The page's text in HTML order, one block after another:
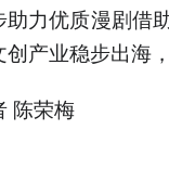
力优质漫剧借
产业稳步出海
陈荣梅